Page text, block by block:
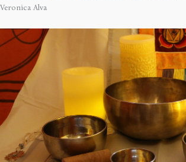
Veronica Alva